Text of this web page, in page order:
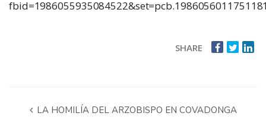
SHARE
LA HOMILÍA DEL ARZOBISPO EN COVADONGA